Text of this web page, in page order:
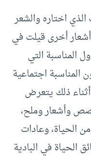
اختاره والشعر
أشعار أخرى قيلت في
المناسبة التي
المناسبة اجتماعية
ذلك يتعرض
وأشعار وملح،
الحياة، وعادات
الحياة في البادية